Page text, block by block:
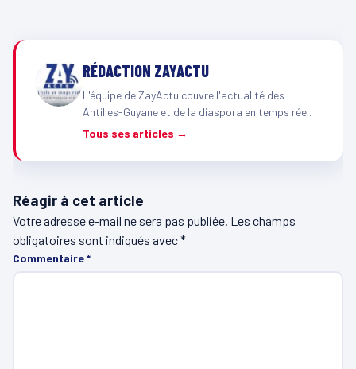
RÉDACTION ZAYACTU
L'équipe de ZayActu couvre l'actualité des
Antilles-Guyane et de la diaspora en temps réel.
Tous ses articles →
Réagir à cet article
Votre adresse e-mail ne sera pas publiée. Les champs
obligatoires sont indiqués avec*
Commentaire*